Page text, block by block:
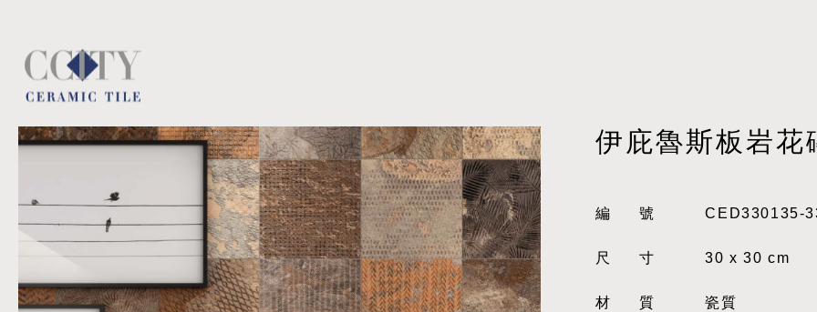
伊庇魯斯板岩花
編號 CED330135-
尺寸 30 x 30 cm
材質 瓷質